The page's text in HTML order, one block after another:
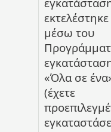
εκτελέστηκε
μέσω του
«Όλα σε
(έχετε